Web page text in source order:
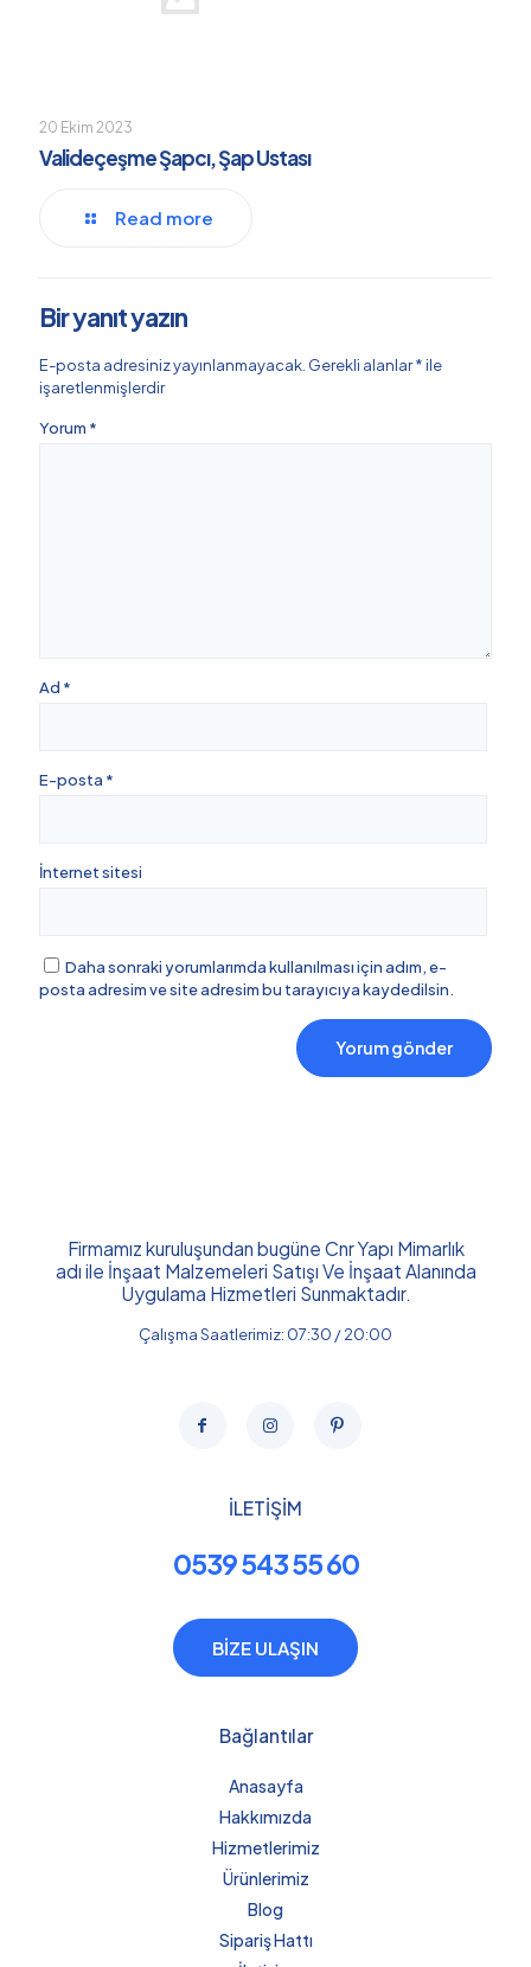
20 Ekim 2023
Valideçeşme Şapcı, Şap Ustası
Read more
Bir yanıt yazın
E-posta adresiniz yayınlanmayacak. Gerekli alanlar*ile
işaretlenmişlerdir
Yorum *
Ad *
E-posta *
İnternet sitesi
Daha sonraki yorumlarımda kullanılması için adım, e-
posta adresim ve site adresim bu tarayıcıya kaydedilsin.
Firmamız kuruluşundan bugüne Cnr Yapı Mimarlık
adı ile İnşaat Malzemeleri Satışı Ve İnşaat Alanında
Uygulama Hizmetleri Sunmaktadır.
Çalışma Saatlerimiz: 07:30 / 20:00
İLETİŞİM
0539 543 55 60
BİZE ULAŞIN
Bağlantılar
Anasayfa
Hakkımızda
Hizmetlerimiz
Ürünlerimiz
Blog
Sipariş Hattı